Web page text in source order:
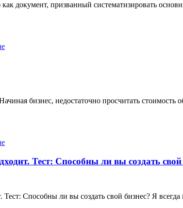
документ, призванный систематизировать
бизнес, недостаточно просчитать
Тест: Способны ли вы создать
Тест: Способны ли вы создать свой бизнес? Я